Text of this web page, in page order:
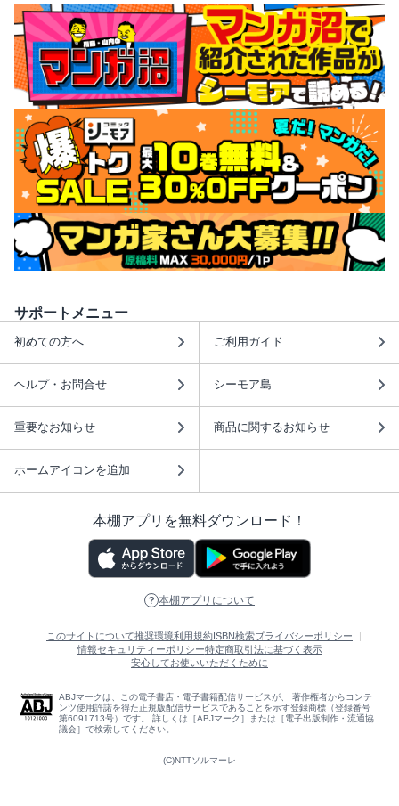
サポートメニュー
初めての方へ ご利用ガイド
ヘルプ・お問合せ シーモア島
重要なお知らせ 商品に関するお知らせ
ホームアイコンを追加
本棚アプリを無料ダウンロード！
本棚アプリについて
このサイトについて推奨環境利用規約 ISBN検索プライバシーポリシー
情報セキュリティーポリシー特定商取引法に基づく表示
安心してお使いいただくために
ABJマークは、この電子書店・電子書籍配信サービスが、 著作権者からコンテ
ンツ使用許諾を得た正規版配信サービスであることを示す登録商標（登録番号
第6091713号）です。 詳しくは［ABJマーク］または［電子出版制作・流通協
議会］で検索してください。
(C)NTTソルマーレ